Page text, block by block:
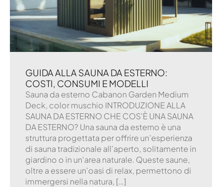
GUIDA ALLA SAUNA DA ESTERNO:
COSTI, CONSUMI E MODELLI
Sauna da esterno Cabanon Garden Medium
Deck, color muschio INTRODUZIONE ALLA
SAUNA DA ESTERNO CHE COS'È UNA SAUNA
DA ESTERNO? Una sauna da esterno è una
struttura progettata per offrire un’esperienza
di sauna tradizionale all'aperto, solitamente in
giardino o in un'area naturale. Queste saune,
oltre a essere un'oasi di relax, permettono di
immergersi nella natura, […]